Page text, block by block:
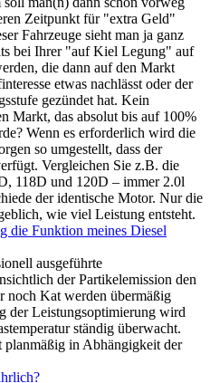
Zeitpunkt für "extra Geld"
Fahrzeuge sieht man ja ganz
bei Ihrer "auf Kiel Legung" auf
die dann auf den Markt
etwas nachlässt oder der
gezündet hat. Kein
Markt, das absolut bis auf 100%
Wenn es erforderlich wird die
so umgestellt, dass der
Vergleichen Sie z.B. die
118D und 120D – immer 2.0l
der identische Motor. Nur die
wie viel Leistung entsteht.
die Funktion meines Diesel
ausgeführte
der Partikelemission den
noch Kat werden übermäßig
der Leistungsoptimierung wird
ständig überwacht.
planmäßig in Abhängigkeit der